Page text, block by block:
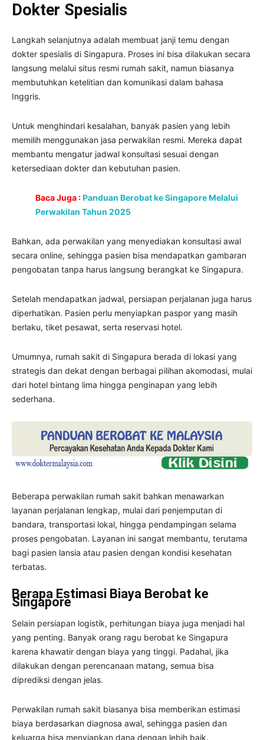
Dokter Spesialis
Langkah selanjutnya adalah membuat janji temu dengan
dokter spesialis di Singapura. Proses ini bisa dilakukan secara
langsung melalui situs resmi rumah sakit, namun biasanya
membutuhkan ketelitian dan komunikasi dalam bahasa
Inggris.
Untuk menghindari kesalahan, banyak pasien yang lebih
memilih menggunakan jasa perwakilan resmi. Mereka dapat
membantu mengatur jadwal konsultasi sesuai dengan
ketersediaan dokter dan kebutuhan pasien.
Baca Juga :Panduan Berobat ke Singapore Melalui
Perwakilan Tahun 2025
Bahkan, ada perwakilan yang menyediakan konsultasi awal
secara online, sehingga pasien bisa mendapatkan gambaran
pengobatan tanpa harus langsung berangkat ke Singapura.
Setelah mendapatkan jadwal, persiapan perjalanan juga harus
diperhatikan. Pasien perlu menyiapkan paspor yang masih
berlaku, tiket pesawat, serta reservasi hotel.
Umumnya, rumah sakit di Singapura berada di lokasi yang
strategis dan dekat dengan berbagai pilihan akomodasi, mulai
dari hotel bintang lima hingga penginapan yang lebih
sederhana.
Beberapa perwakilan rumah sakit bahkan menawarkan
layanan perjalanan lengkap, mulai dari penjemputan di
bandara, transportasi lokal, hingga pendampingan selama
proses pengobatan. Layanan ini sangat membantu, terutama
bagi pasien lansia atau pasien dengan kondisi kesehatan
terbatas.
Berapa Estimasi Biaya Berobat ke
Singapore
Selain persiapan logistik, perhitungan biaya juga menjadi hal
yang penting. Banyak orang ragu berobat ke Singapura
karena khawatir dengan biaya yang tinggi. Padahal, jika
dilakukan dengan perencanaan matang, semua bisa
diprediksi dengan jelas.
Perwakilan rumah sakit biasanya bisa memberikan estimasi
biaya berdasarkan diagnosa awal, sehingga pasien dan
keluarga bisa menyiapkan dana dengan lebih baik.